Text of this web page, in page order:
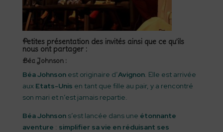
Petites présentation des invités ainsi que ce qu’ils
nous ont partager :
Béa Johnson :
Béa Johnsonest originaire d’Avignon. Elle est arrivée
aux Etats-Unis en tant que fille au pair, y a rencontré
son mari et n’est jamais repartie.
Béa Johnsons’est lancée dans une étonnante
aventure : simplifier sa vie en réduisant ses